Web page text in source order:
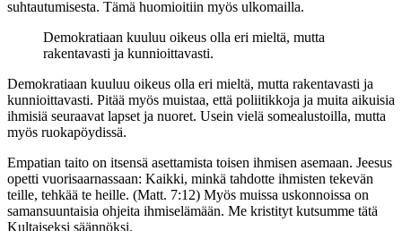
suhtautumisesta. Tämä huomioitiin myös ulkomailla.
Demokratiaan kuuluu oikeus olla eri mieltä, mutta
rakentavasti ja kunnioittavasti.
Demokratiaan kuuluu oikeus olla eri mieltä, mutta rakentavasti ja
kunnioittavasti. Pitää myös muistaa, että poliitikkoja ja muita aikuisia
ihmisiä seuraavat lapset ja nuoret. Usein vielä somealustoilla, mutta
myös ruokapöydissä.
Empatian taito on itsensä asettamista toisen ihmisen asemaan. Jeesus
opetti vuorisaarnassaan: Kaikki, minkä tahdotte ihmisten tekevän
teille, tehkää te heille. (Matt. 7:12) Myös muissa uskonnoissa on
samansuuntaisia ohjeita ihmiselämään. Me kristityt kutsumme tätä
Kultaiseksi säännöksi.